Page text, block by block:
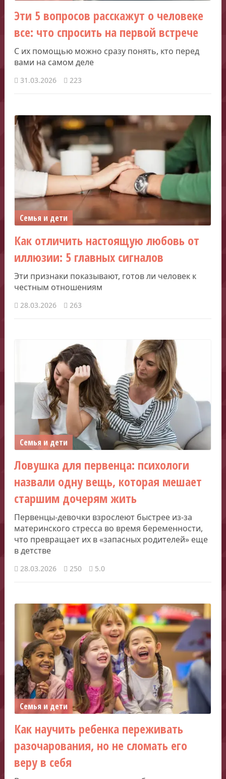
Эти 5 вопросов расскажут о человеке
все: что спросить на первой встрече
С их помощью можно сразу понять, кто перед
вами на самом деле
31.03.2026 223
Семья и дети
Как отличить настоящую любовь от
иллюзии: 5 главных сигналов
Эти признаки показывают, готов ли человек к
честным отношениям
28.03.2026 263
Семья и дети
Ловушка для первенца: психологи
назвали одну вещь, которая мешает
старшим дочерям жить
Первенцы-девочки взрослеют быстрее из-за
материнского стресса во время беременности,
что превращает их в «запасных родителей» еще
в детстве
28.03.2026 250 5.0
Семья и дети
Как научить ребенка переживать
разочарования, но не сломать его
веру в себя